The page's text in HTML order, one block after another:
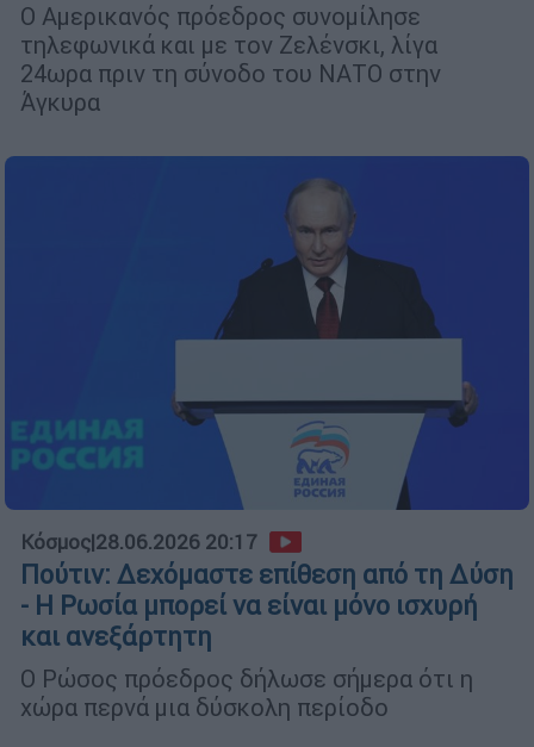
Ο Αμερικανός πρόεδρος συνομίλησε
τηλεφωνικά και με τον Ζελένσκι, λίγα
24ωρα πριν τη σύνοδο του ΝΑΤΟ στην
Άγκυρα
Κόσμος|28.06.2026 20:17
Πούτιν: Δεχόμαστε επίθεση από τη Δύση
- Η Ρωσία μπορεί να είναι μόνο ισχυρή
και ανεξάρτητη
Ο Ρώσος πρόεδρος δήλωσε σήμερα ότι η
χώρα περνά μια δύσκολη περίοδο